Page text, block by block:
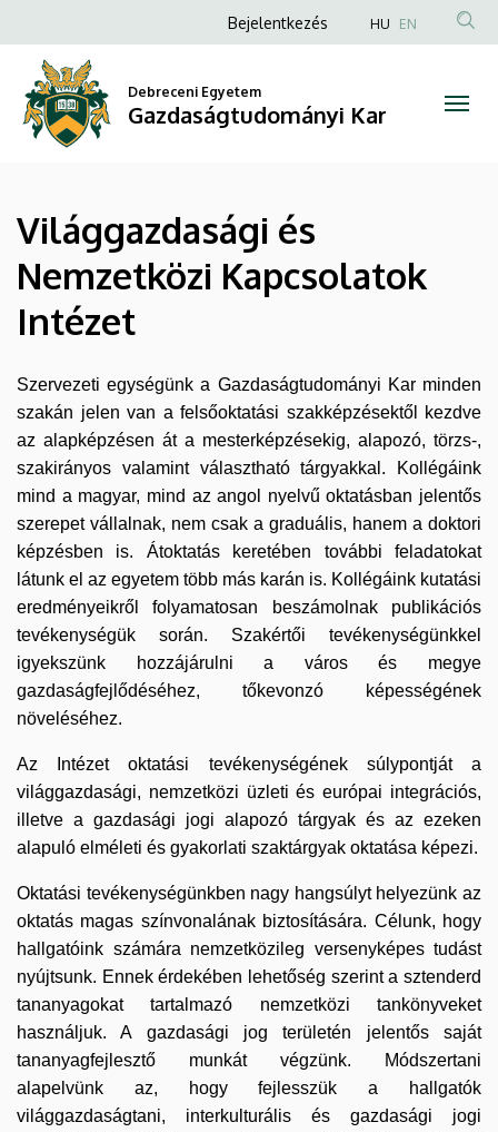
Világgazdasági
és
Nemzetközi
Kapcsolatok
Intézet
Gazdaságtudományi
Kar
a
tartalomra
Anonim
fiók
menüje
Bejelentkezés HU EN
Debreceni Egyetem
Gazdaságtudományi Kar
Világgazdasági és
Nemzetközi Kapcsolatok
Intézet
Szervezeti egységünk a Gazdaságtudományi Kar minden
szakán jelen van a felsőoktatási szakképzésektől kezdve
az alapképzésen át a mesterképzésekig, alapozó, törzs-,
szakirányos valamint választható tárgyakkal. Kollégáink
mind a magyar, mind az angol nyelvű oktatásban jelentős
szerepet vállalnak, nem csak a graduális, hanem a doktori
képzésben is. Átoktatás keretében további feladatokat
látunk el az egyetem több más karán is. Kollégáink kutatási
eredményeikről folyamatosan beszámolnak publikációs
tevékenységük során. Szakértői tevékenységünkkel
igyekszünk hozzájárulni a város és megye
gazdaságfejlődéséhez, tőkevonzó képességének
növeléséhez.
Az Intézet oktatási tevékenységének súlypontját a
világgazdasági, nemzetközi üzleti és európai integrációs,
illetve a gazdasági jogi alapozó tárgyak és az ezeken
alapuló elméleti és gyakorlati szaktárgyak oktatása képezi.
Oktatási tevékenységünkben nagy hangsúlyt helyezünk az
oktatás magas színvonalának biztosítására. Célunk, hogy
hallgatóink számára nemzetközileg versenyképes tudást
nyújtsunk. Ennek érdekében lehetőség szerint a sztenderd
tananyagokat tartalmazó nemzetközi tankönyveket
használjuk. A gazdasági jog területén jelentős saját
tananyagfejlesztő munkát végzünk. Módszertani
alapelvünk az, hogy fejlesszük a hallgatók
világgazdaságtani, interkulturális és gazdasági jogi